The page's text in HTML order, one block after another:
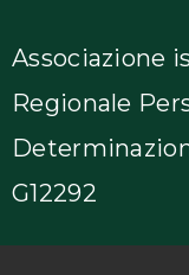
Associazione
Regionale
G12292